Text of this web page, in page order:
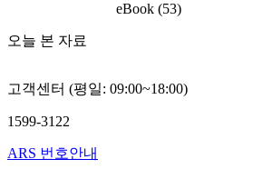
eBook (53)
오늘 본 자료
고객센터 (평일: 09:00~18:00)
1599-3122
ARS 번호안내